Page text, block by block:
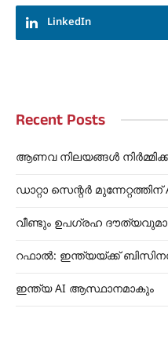
LinkedIn
Recent Posts
ആണവ നിലയങ്ങൾ
ഡാറ്റാ സെന്റർ മുന്നേറ്റത്തിന്
വീണ്ടും ഉപഗ്രഹ
റഫാൽ: ഇന്ത്യയ്ക്ക്
ഇന്ത്യ AI ആസ്ഥാനമാകും